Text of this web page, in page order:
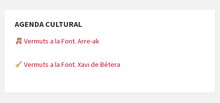
AGENDA CULTURAL
Vermuts a la Font. Arre-ak
Vermuts a la Font. Xavi de Bétera